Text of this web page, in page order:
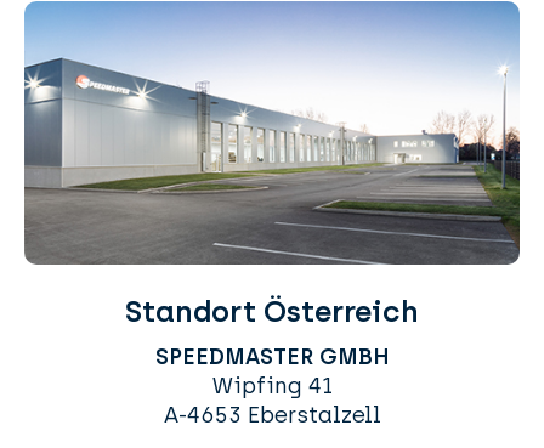
Standort Österreich
SPEEDMASTER GMBH
Wipfing 41
A-4653 Eberstalzell